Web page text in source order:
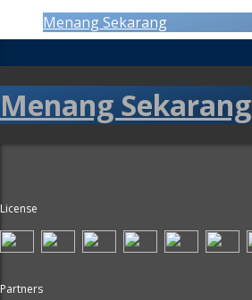
Menang Sekarang
Menang Sekarang
License
Partners